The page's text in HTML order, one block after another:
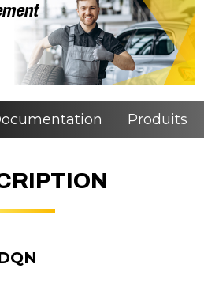
Produits